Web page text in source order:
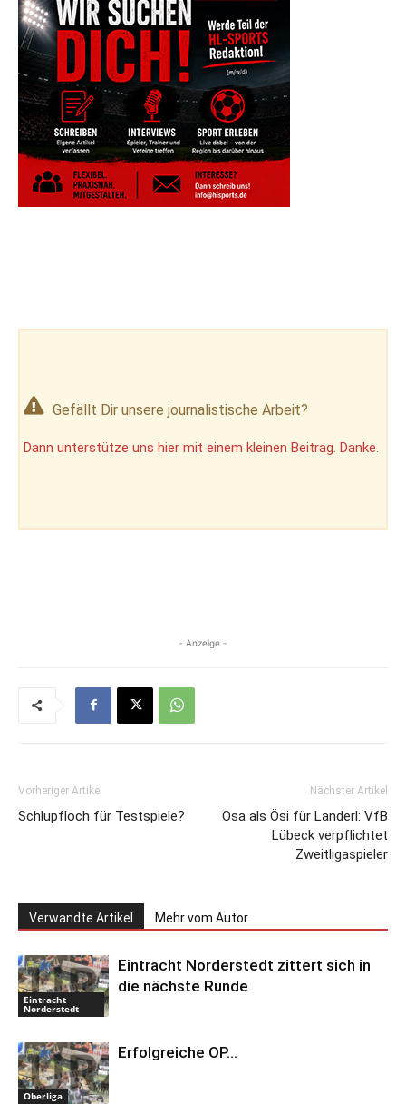
Gefällt Dir unsere journalistische Arbeit?
Dann unterstütze uns hier mit einem kleinen Beitrag. Danke.
- Anzeige -
Vorheriger Artikel
Schlupfloch für Testspiele?
Nächster Artikel
Osa als Ösi für Landerl: VfB
Lübeck verpflichtet
Zweitligaspieler
Verwandte Artikel Mehr vom Autor
Eintracht
Norderstedt
Eintracht Norderstedt zittert sich in
die nächste Runde
Oberliga
Erfolgreiche OP…